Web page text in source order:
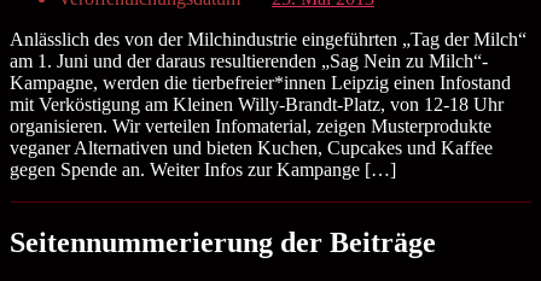
Anlässlich des von der Milchindustrie eingeführten „Tag der Milch“
am 1. Juni und der daraus resultierenden „Sag Nein zu Milch“-
Kampagne, werden die tierbefreier*innen Leipzig einen Infostand
mit Verköstigung am Kleinen Willy-Brandt-Platz, von 12-18 Uhr
organisieren. Wir verteilen Infomaterial, zeigen Musterprodukte
veganer Alternativen und bieten Kuchen, Cupcakes und Kaffee
gegen Spende an. Weiter Infos zur Kampange […]
Seitennummerierung der Beiträge